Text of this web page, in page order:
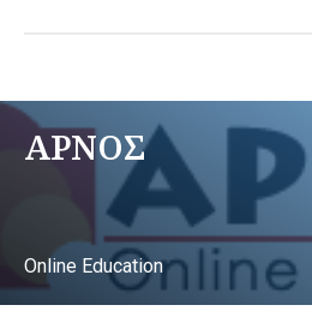
ΑΡΝΟΣ
Online Education